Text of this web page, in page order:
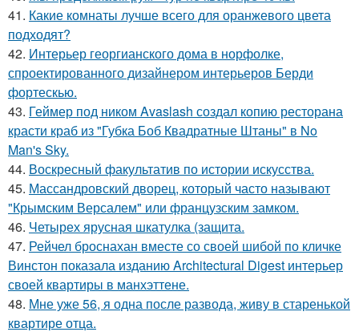
41. Какие комнаты лучше всего для оранжевого цвета
подходят?
42. Интерьер георгианского дома в норфолке,
спроектированного дизайнером интерьеров Берди
фортескью.
43. Геймер под ником Avaslash создал копию ресторана
красти краб из "Губка Боб Квадратные Штаны" в No
Man's Sky.
44. Воскресный факультатив по истории искусства.
45. Массандровский дворец, который часто называют
"Крымским Версалем" или французским замком.
46. Четырех ярусная шкатулка (защита.
47. Рейчел броснахан вместе со своей шибой по кличке
Винстон показала изданию Architectural Digest интерьер
своей квартиры в манхэттене.
48. Мне уже 56, я одна после развода, живу в старенькой
квартире отца.